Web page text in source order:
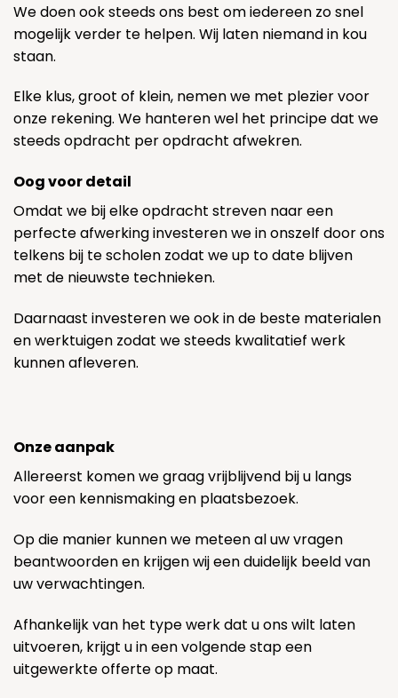
We doen ook steeds ons best om iedereen zo snel
mogelijk verder te helpen. Wij laten niemand in kou
staan.
Elke klus, groot of klein, nemen we met plezier voor
onze rekening. We hanteren wel het principe dat we
steeds opdracht per opdracht afwekren.
Oog voor detail
Omdat we bij elke opdracht streven naar een
perfecte afwerking investeren we in onszelf door ons
telkens bij te scholen zodat we up to date blijven
met de nieuwste technieken.
Daarnaast investeren we ook in de beste materialen
en werktuigen zodat we steeds kwalitatief werk
kunnen afleveren.
Onze aanpak
Allereerst komen we graag vrijblijvend bij u langs
voor een kennismaking en plaatsbezoek.
Op die manier kunnen we meteen al uw vragen
beantwoorden en krijgen wij een duidelijk beeld van
uw verwachtingen.
Afhankelijk van het type werk dat u ons wilt laten
uitvoeren, krijgt u in een volgende stap een
uitgewerkte offerte op maat.